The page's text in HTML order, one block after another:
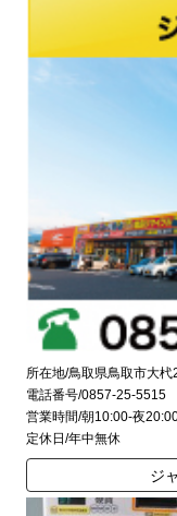
所在地/鳥取県鳥取市大杙
電話番号/0857-25-5515
営業時間/朝10:00-夜
定休日/年中無休
ジ